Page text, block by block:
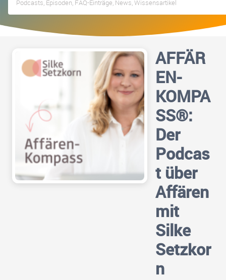
AFFÄR
EN-
KOMPA
SS®:
Der
Podcas
t über
Affären
mit
Silke
Setzkor
n